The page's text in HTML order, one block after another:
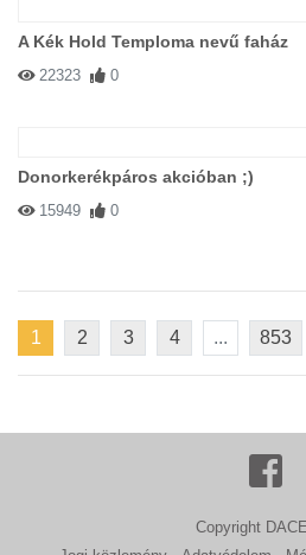
A Kék Hold Temploma nevű faház
22323 0
Donorkerékpáros akcióban ;)
15949 0
1 2 3 4 ... 853
Copyright